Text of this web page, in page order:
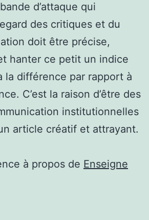
d’attaque qui
des critiques et du
doit être précise,
hanter ce petit un indice
la différence par rapport à
C’est la raison d’être des
institutionnelles
article créatif et attrayant.
à propos de Enseigne